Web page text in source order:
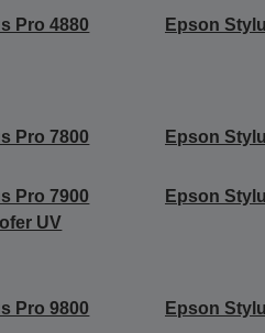
Pro 4880 Epson
Pro 7800 Epson
Pro 7900
UV
Epson
Pro 9800 Epson